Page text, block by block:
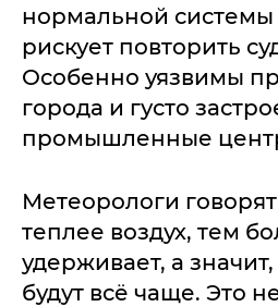
нормальной системы
рискует повторить
Особенно уязвимы
города и густо
промышленные
Метеорологи
теплее воздух, тем
удерживает, а
будут всё чаще. Это